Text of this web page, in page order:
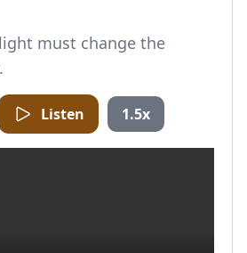
must change the
Listen 1.5x